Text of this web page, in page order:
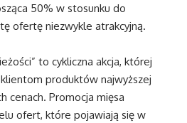
50% w stosunku do
ofertę niezwykle atrakcyjną.
to cykliczna akcja, której
produktów najwyższej
cenach. Promocja mięsa
ofert, które pojawiają się w